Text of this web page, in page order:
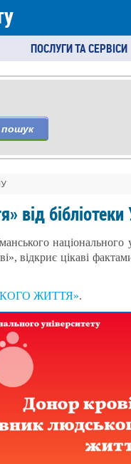
ПОСЛУГИ ТА СЕРВІСИ
пошук
від
відкриє цікаві
ЖИТТЯ».